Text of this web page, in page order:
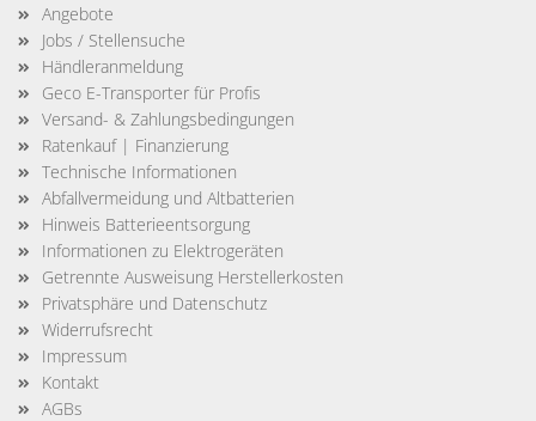
Angebote
Jobs / Stellensuche
Händleranmeldung
Geco E-Transporter für Profis
Versand- & Zahlungsbedingungen
Ratenkauf | Finanzierung
Technische Informationen
Abfallvermeidung und Altbatterien
Hinweis Batterieentsorgung
Informationen zu Elektrogeräten
Getrennte Ausweisung Herstellerkosten
Privatsphäre und Datenschutz
Widerrufsrecht
Impressum
Kontakt
AGBs